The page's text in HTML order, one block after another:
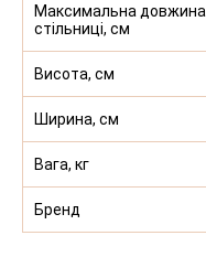
Максимальна довжина
стільниці, см
Висота, см
Ширина, см
Вага, кг
Бренд